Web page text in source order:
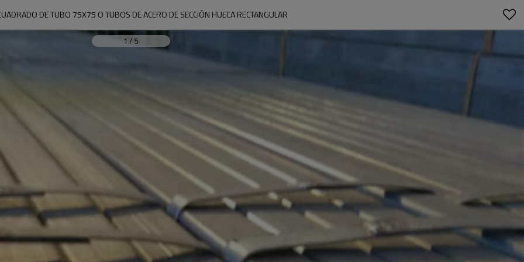
DE TUBO 75X75 O TUBOS DE ACERO DE SECCIÓN HUECA RECTANGULAR
1 / 5